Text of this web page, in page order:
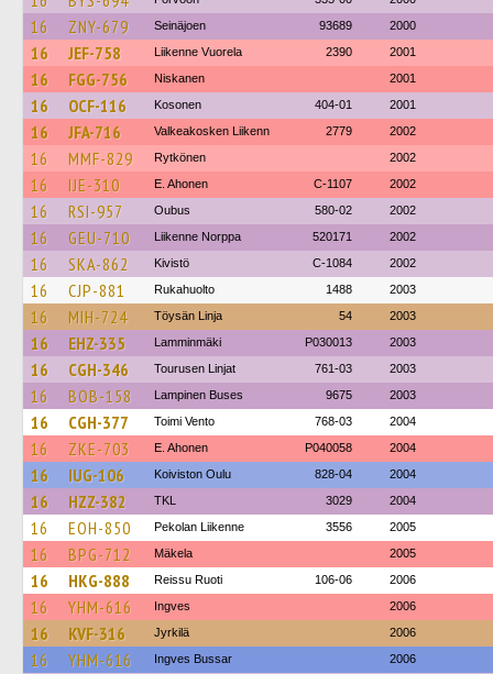
16 ZNY-679 Seinäjoen 93689 2000
16 JEF-758 Liikenne Vuorela 2390 2001
16 FGG-756 Niskanen 2001
16 OCF-116 Kosonen 404-01 2001
16 JFA-716 Valkeakosken Liikenn 2779 2002
16 MMF-829 Rytkönen 2002
16 IJE-310 E. Ahonen C-1107 2002
16 RSI-957 Oubus 580-02 2002
16 GEU-710 Liikenne Norppa 520171 2002
16 SKA-862 Kivistö C-1084 2002
16 CJP-881 Rukahuolto 1488 2003
16 MIH-724 Töysän Linja 54 2003
16 EHZ-335 Lamminmäki P030013 2003
16 CGH-346 Tourusen Linjat 761-03 2003
16 BOB-158 Lampinen Buses 9675 2003
16 CGH-377 Toimi Vento 768-03 2004
16 ZKE-703 E. Ahonen P040058 2004
16 IUG-106 Koiviston Oulu 828-04 2004
16 HZZ-382 TKL 3029 2004
16 EOH-850 Pekolan Liikenne 3556 2005
16 BPG-712 Mäkela 2005
16 HKG-888 Reissu Ruoti 106-06 2006
16 YHM-616 Ingves 2006
16 KVF-316 Jyrkilä 2006
16 YHM-616 Ingves Bussar 2006